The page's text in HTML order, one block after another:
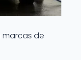
marcas de